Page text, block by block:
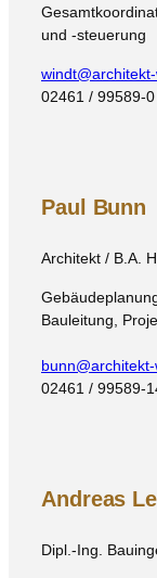
und -steuerung
02461 / 99589-0
Paul Bunn
Architekt / B.A.
Bauleitung,
02461 / 99589-
Andreas
Dipl.-Ing.